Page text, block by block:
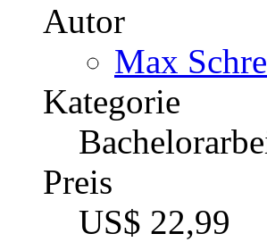
Autor
Max
Kategorie
Preis
US$ 22,99